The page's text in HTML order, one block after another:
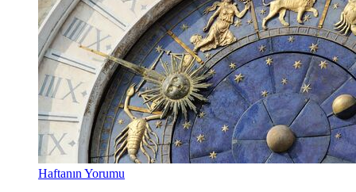
Haftanın Yorumu